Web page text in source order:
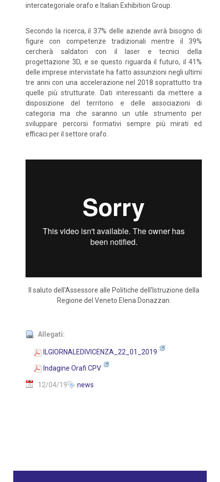
intercategoriale orafo e Italian Exhibition Group.
Secondo la ricerca, il 37% delle aziende avrà bisogno di
figure con competenze tradizionali mentre il 39%
cercherà saldatori con il laser e tecnici della
progettazione 3D, e se questo riguarda il futuro, il 41%
delle imprese intervistate ha fatto assunzioni negli ultimi
tre anni con una accelerazione nel 2018 soprattutto tra
quelle più strutturate. Dati interessanti da mettere a
disposizione del territorio e delle associazioni di
categoria ma che saranno un utile strumento per
sviluppare percorsi formativi sempre più mirati ed
efficaci per il settore orafo.
Il saluto dell'Assessore alle Politiche dell'Istruzione della
Regione del Veneto Elena Donazzan.
Allegati:
ILGIORNALEDIVICENZA_22_01_2019
Indagine Orafi CPV
12/04/19 news